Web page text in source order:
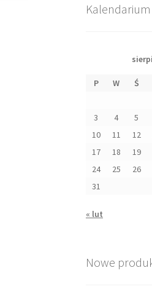
Kalendarium
P W Ś
3
4 5
10
11 12
17
18 19
24
25 26
31
« lut
Nowe